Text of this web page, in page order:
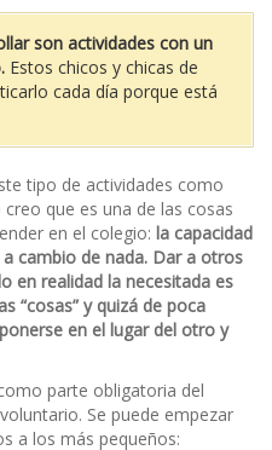
son actividades con un
Estos chicos y chicas de
cada día porque está
tipo de actividades como
que es una de las cosas
en el colegio: la capacidad
cambio de nada. Dar a otros
en realidad la necesitada es
“cosas” y quizá de poca
en el lugar del otro y
parte obligatoria del
Se puede empezar
a los más pequeños: